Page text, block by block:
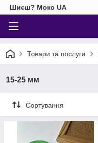
Шиєш? Моко UA
Товари та послуги
15-25 мм
Сортування